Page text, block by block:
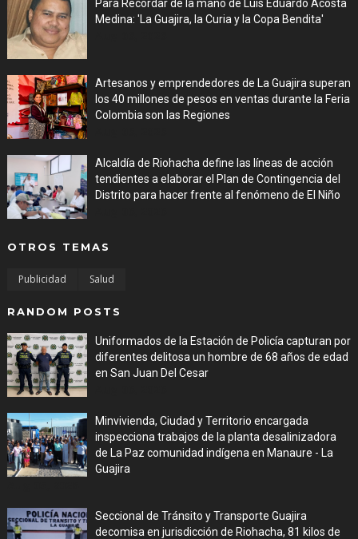
Para Recordar de la mano de Luis Eduardo Acosta
Medina: 'La Guajira, la Curia y la Copa Bendita'
Artesanos y emprendedores de La Guajira superan
los 40 millones de pesos en ventas durante la Feria
Colombia son las Regiones
Alcaldía de Riohacha define las líneas de acción
tendientes a elaborar el Plan de Contingencia del
Distrito para hacer frente al fenómeno de El Niño
OTROS TEMAS
Publicidad Salud
RANDOM POSTS
Uniformados de la Estación de Policía capturan por
diferentes delitosa un hombre de 68 años de edad
en San Juan Del Cesar
Minvivienda, Ciudad y Territorio encargada
inspecciona trabajos de la planta desalinizadora
de La Paz comunidad indígena en Manaure - La
Guajira
Seccional de Tránsito y Transporte Guajira
decomisa en jurisdicción de Riohacha, 81 kilos de